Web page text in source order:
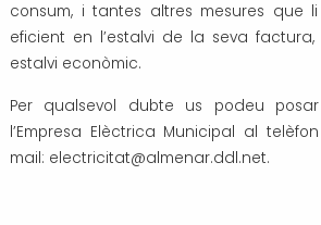
consum, i tantes altres mesures que
eficient en l’estalvi de la seva
estalvi econòmic.
Per qualsevol dubte us podeu
l’Empresa Elèctrica Municipal al
mail: electricitat@almenar.ddl.net.